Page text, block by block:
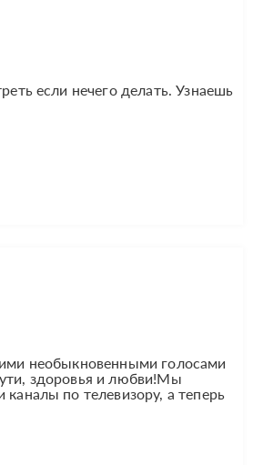
если нечего делать. Узнаешь
необыкновенными голосами
здоровья и любви!Мы
по телевизору, а теперь